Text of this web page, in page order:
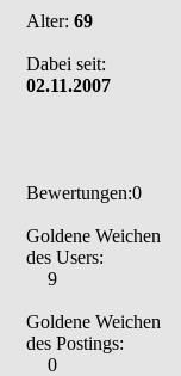
Alter: 69
Dabei seit:
02.11.2007
Bewertungen:0
Goldene Weichen
des Users:
9
Goldene Weichen
des Postings:
0